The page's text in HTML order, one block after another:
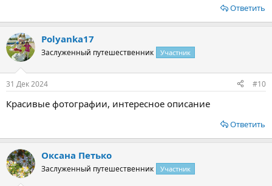
Ответить
Polyanka17
Заслуженный путешественник Участник
31 Дек 2024 #10
Красивые фотографии, интересное описание
Ответить
Оксана Петько
Заслуженный путешественник Участник